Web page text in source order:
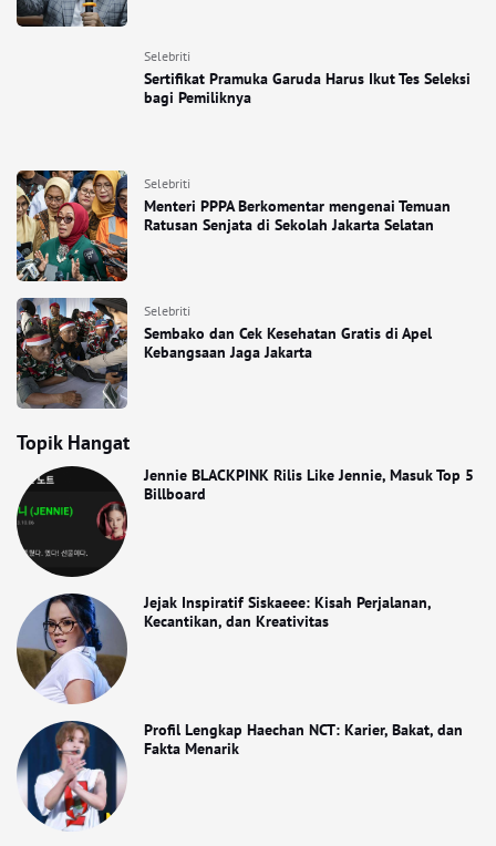
Selebriti
Sertifikat Pramuka Garuda Harus Ikut Tes Seleksi
bagi Pemiliknya
Selebriti
Menteri PPPA Berkomentar mengenai Temuan
Ratusan Senjata di Sekolah Jakarta Selatan
Selebriti
Sembako dan Cek Kesehatan Gratis di Apel
Kebangsaan Jaga Jakarta
Topik Hangat
Jennie BLACKPINK Rilis Like Jennie, Masuk Top 5
Billboard
Jejak Inspiratif Siskaeee: Kisah Perjalanan,
Kecantikan, dan Kreativitas
Profil Lengkap Haechan NCT: Karier, Bakat, dan
Fakta Menarik